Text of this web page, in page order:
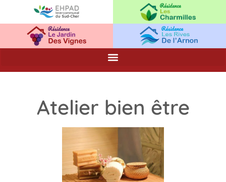
Atelier bien être